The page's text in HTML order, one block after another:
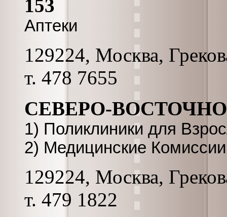
153
Аптеки
129224, Москва,
т. 478 7655
СЕВЕРО-
1) Поликлиники для
2) Медицинские
129224, Москва,
т. 479 1822